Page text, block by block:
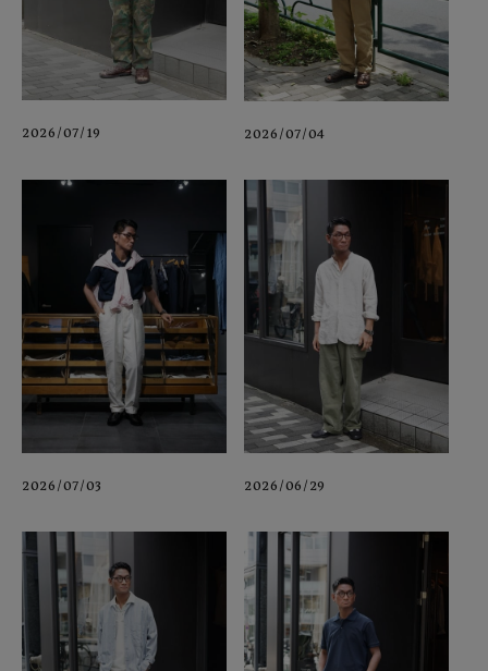
2026/07/19 2026/07/04
2026/07/03 2026/06/29